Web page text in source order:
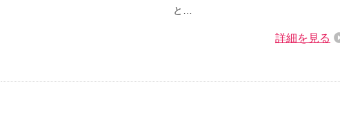
と…
詳細を見る